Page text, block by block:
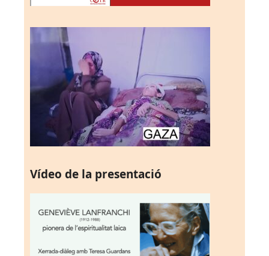
Vídeo de la presentació